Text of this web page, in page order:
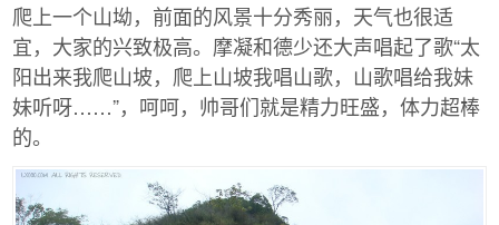
爬上一个山坳，前面的风景十分秀丽，天气也很适
宜，大家的兴致极高。摩凝和德少还大声唱起了歌“太
阳出来我爬山坡，爬上山坡我唱山歌，山歌唱给我妹
妹听呀……”，呵呵，帅哥们就是精力旺盛，体力超棒
的。